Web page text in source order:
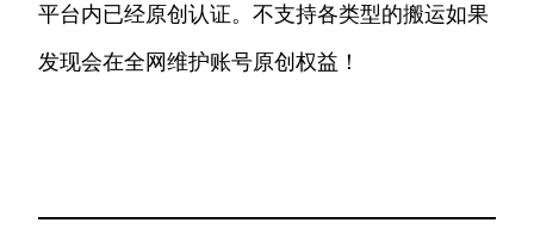
平台内已经原创认证。不支持各类型的搬运如果
发现会在全网维护账号原创权益！